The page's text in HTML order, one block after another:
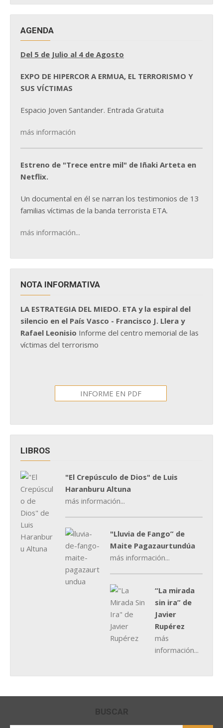
AGENDA
Del 5 de Julio al 4 de Agosto
EXPO DE HIPERCOR A ERMUA, EL TERRORISMO Y
SUS VÍCTIMAS
Espacio Joven Santander. Entrada Gratuita
más información
Estreno de "Trece entre mil" de Iñaki Arteta en
Netflix.
Un documental en él se narran los testimonios de 13
familias víctimas de la banda terrorista ETA.
más información...
NOTA INFORMATIVA
LA ESTRATEGIA DEL MIEDO. ETA y la espiral del
silencio en el País Vasco - Francisco J. Llera y
Rafael Leonisio Informe del centro memorial de las
víctimas del terrorismo
INFORME EN PDF
LIBROS
"El Crepúsculo de Dios" de Luis
Haranburu Altuna
más información...
"Lluvia de Fango” de
Maite Pagazaurtundúa
más información...
“La mirada
sin ira” de
Javier
Rupérez
más
información...
BUSCAR